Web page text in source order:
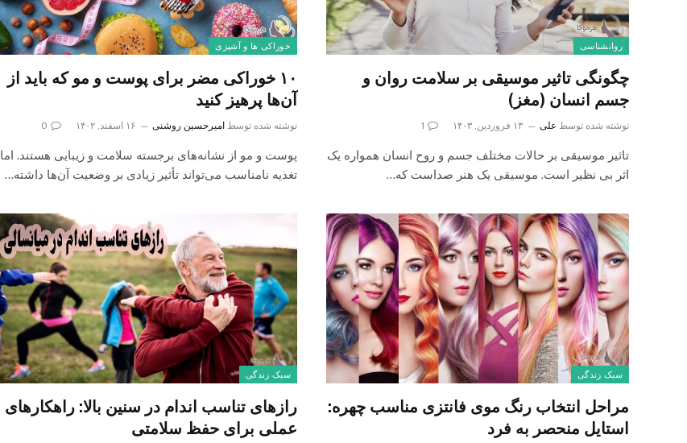
روانشناسی
چگونگی تاثیر موسیقی بر سلامت روان و
جسم انسان (مغز)
نوشته شده توسط علی ۱۳ فروردین, ۱۴۰۳ 1
تاثیر موسیقی بر حالات مختلف جسم و روح انسان همواره یک
اثر بی نظیر است. موسیقی یک هنر صداست که…
خوراکی ها و آشپزی
۱۰ خوراکی مضر برای پوست و مو که باید از
آن‌ها پرهیز کنید
نوشته شده توسط امیرحسین روشنی ۱۶ اسفند, ۱۴۰۲ 0
پوست و مو از نشانه‌های برجسته سلامت و زیبایی هستند. اما
تغذیه نامناسب می‌تواند تأثیر زیادی بر وضعیت آن‌ها داشته…
سبک زندگی
مراحل انتخاب رنگ موی فانتزی مناسب چهره:
استایل منحصر به فرد
سبک زندگی
رازهای تناسب اندام در سنین بالا: راهکارهای
عملی برای حفظ سلامتی